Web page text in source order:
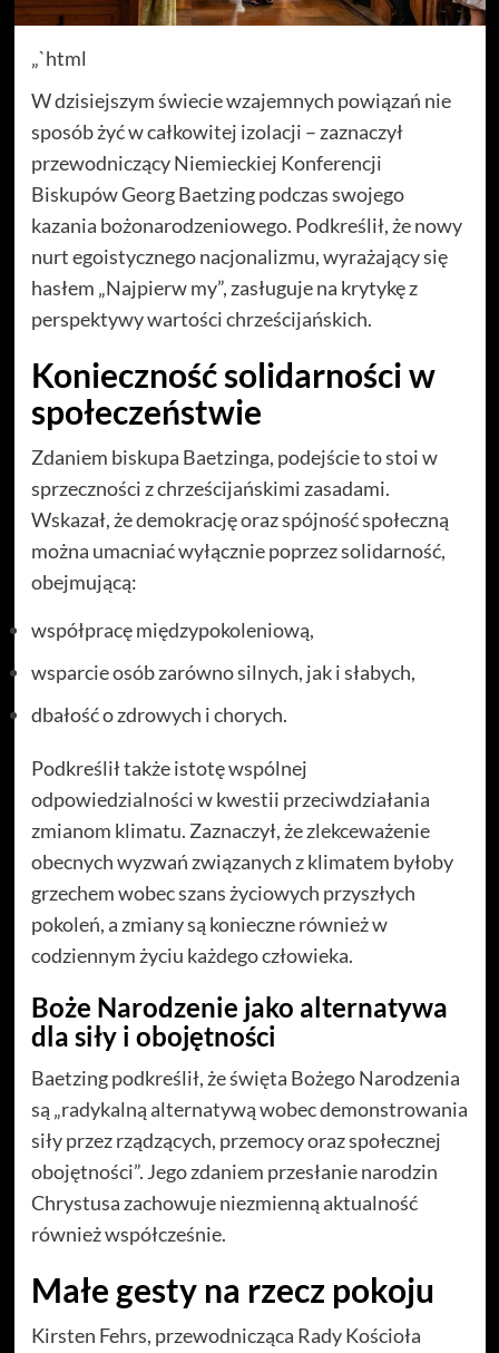
„`html
W dzisiejszym świecie wzajemnych powiązań nie
sposób żyć w całkowitej izolacji – zaznaczył
przewodniczący Niemieckiej Konferencji
Biskupów Georg Baetzing podczas swojego
kazania bożonarodzeniowego. Podkreślił, że nowy
nurt egoistycznego nacjonalizmu, wyrażający się
hasłem „Najpierw my”, zasługuje na krytykę z
perspektywy wartości chrześcijańskich.
Konieczność solidarności w
społeczeństwie
Zdaniem biskupa Baetzinga, podejście to stoi w
sprzeczności z chrześcijańskimi zasadami.
Wskazał, że demokrację oraz spójność społeczną
można umacniać wyłącznie poprzez solidarność,
obejmującą:
współpracę międzypokoleniową,
wsparcie osób zarówno silnych, jak i słabych,
dbałość o zdrowych i chorych.
Podkreślił także istotę wspólnej
odpowiedzialności w kwestii przeciwdziałania
zmianom klimatu. Zaznaczył, że zlekceważenie
obecnych wyzwań związanych z klimatem byłoby
grzechem wobec szans życiowych przyszłych
pokoleń, a zmiany są konieczne również w
codziennym życiu każdego człowieka.
Boże Narodzenie jako alternatywa
dla siły i obojętności
Baetzing podkreślił, że święta Bożego Narodzenia
są „radykalną alternatywą wobec demonstrowania
siły przez rządzących, przemocy oraz społecznej
obojętności”. Jego zdaniem przesłanie narodzin
Chrystusa zachowuje niezmienną aktualność
również współcześnie.
Małe gesty na rzecz pokoju
Kirsten Fehrs, przewodnicząca Rady Kościoła